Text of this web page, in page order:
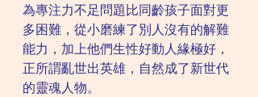
為專注力不足問題比同齡孩子面對更
多困難，從小磨練了別人沒有的解難
能力，加上他們生性好動人緣極好，
正所謂亂世出英雄，自然成了新世代
的靈魂人物。